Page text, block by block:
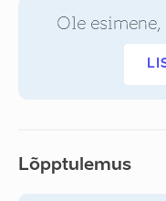
Ole
Lõpptulemus